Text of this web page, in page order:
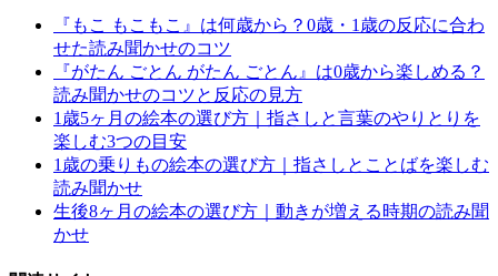
『もこ もこもこ』は何歳から？0歳・1歳の反応に合わ
せた読み聞かせのコツ
『がたん ごとん がたん ごとん』は0歳から楽しめる？
読み聞かせのコツと反応の見方
1歳5ヶ月の絵本の選び方｜指さしと言葉のやりとりを
楽しむ3つの目安
1歳の乗りもの絵本の選び方｜指さしとことばを楽しむ
読み聞かせ
生後8ヶ月の絵本の選び方｜動きが増える時期の読み聞
かせ